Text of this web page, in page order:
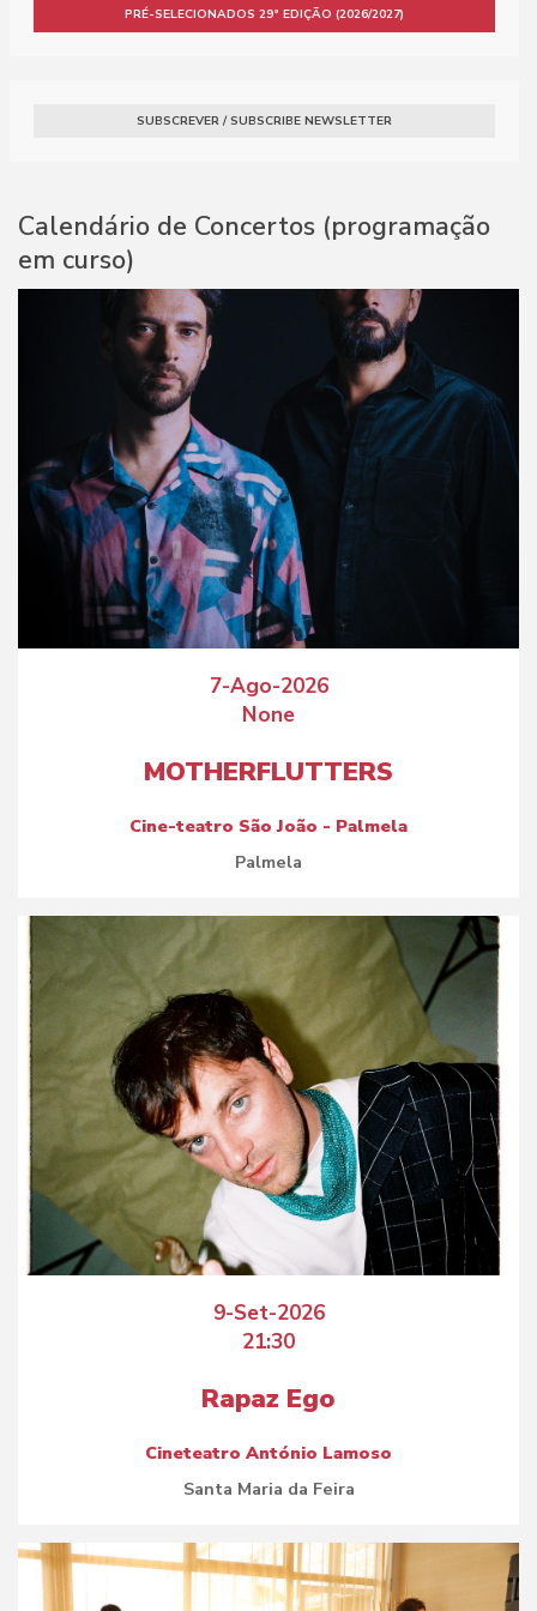
PRÉ-SELECIONADOS 29ª EDIÇÃO (2026/2027)
SUBSCREVER / SUBSCRIBE NEWSLETTER
Calendário de Concertos (programação
em curso)
7-Ago-2026
None
MOTHERFLUTTERS
Cine-teatro São João - Palmela
Palmela
9-Set-2026
21:30
Rapaz Ego
Cineteatro António Lamoso
Santa Maria da Feira